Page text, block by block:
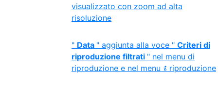
visualizzato con zoom ad alta
risoluzione
" Data " aggiunta alla voce " Criteri di
riproduzione filtrati " nel menu di
riproduzione e nel menu i riproduzione